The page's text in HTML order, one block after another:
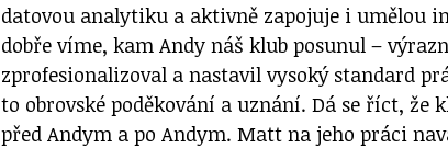
datovou analytiku a aktivně zapojuje i umělou
dobře víme, kam Andy náš klub posunul –
zprofesionalizoval a nastavil vysoký standard
to obrovské poděkování a uznání. Dá se říct, že
před Andym a po Andym. Matt na jeho práci